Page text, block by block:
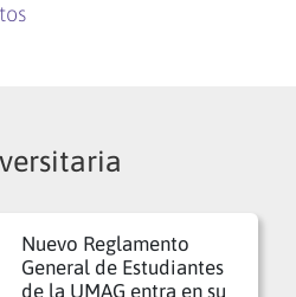
Nuevo Reglamento
General de Estudiantes
de la UMAG entra en su